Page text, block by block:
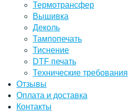
Термотрансфер
Вышивка
Деколь
Тампопечать
Тиснение
DTF печать
Технические требования
Отзывы
Оплата и доставка
Контакты